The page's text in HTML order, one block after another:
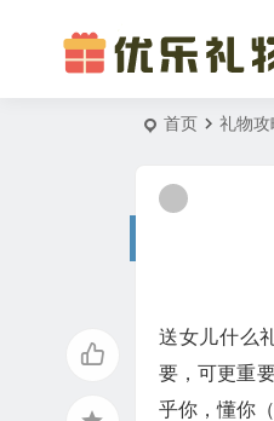
首页 礼物攻
送女儿什么
要，可更重
乎你，懂你